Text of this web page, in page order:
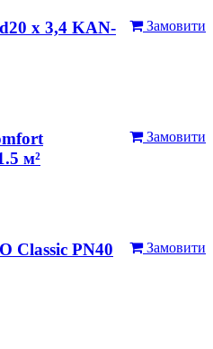
Замовити
х 3,4 KAN-
Замовити
м²
Замовити
Classic PN40